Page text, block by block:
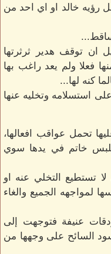
رؤيه خالد او اي احد من
ان توقف هدير ثرثرتها
فعلا ولم يعد راغب بها
كنه لها...
استسلامه وتخليه عنها
تحمل عواقب افعالها،
خاتم في يدها سوي
تستطيع التخلي عنه او
لمواجهه الجميع والغاء
عنيفة فتوجهت إلى
السائح على وجهها من